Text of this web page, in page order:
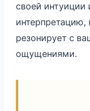
своей интуиции
интерпретацию,
резонирует с
ощущениями.